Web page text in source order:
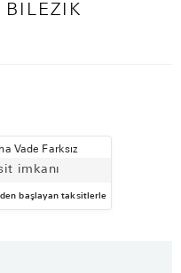
BILEZIK
Vade Farksız
imkanı
den başlayan taksitlerle